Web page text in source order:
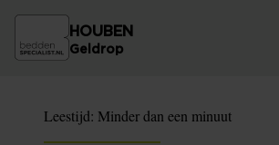
HOUBEN
Geldrop
Leestijd: Minder dan een minuut